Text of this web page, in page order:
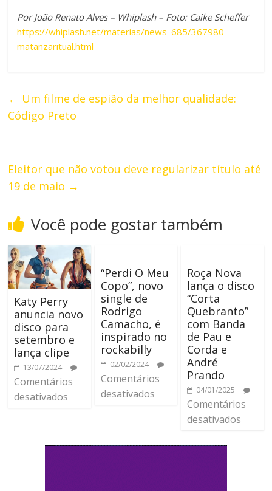
Por João Renato Alves – Whiplash – Foto: Caike Scheffer
https://whiplash.net/materias/news_685/367980-
matanzaritual.html
← Um filme de espião da melhor qualidade:
Código Preto
Eleitor que não votou deve regularizar título até
19 de maio →
Você pode gostar também
Katy Perry
anuncia novo
disco para
setembro e
lança clipe
13/07/2024
Comentários
desativados
“Perdi O Meu
Copo”, novo
single de
Rodrigo
Camacho, é
inspirado no
rockabilly
02/02/2024
Comentários
desativados
Roça Nova
lança o disco
“Corta
Quebranto”
com Banda
de Pau e
Corda e
André
Prando
04/01/2025
Comentários
desativados